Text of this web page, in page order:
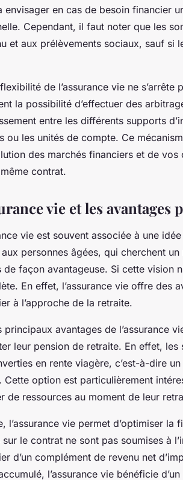
envisager en cas de besoin financier
Cependant, il faut noter que les
et aux prélèvements sociaux, sauf si
de l’assurance vie ne
la possibilité d’effectuer des
entre les différents supports
ou les unités de compte. Ce
des marchés financiers et de
contrat.
vie et les
vie est souvent associée à une
personnes âgées, qui cherchent
de façon avantageuse. Si cette vision
En effet, l’assurance vie offre des
à l’approche de la retraite.
principaux avantages de l’assurance
leur pension de retraite. En effet,
en rente viagère, c’est-à-dire
Cette option est particulièrement
de ressources au moment de leur
l’assurance vie permet d’optimiser
sur le contrat ne sont pas soumises à
d’un complément de revenu net
l’assurance vie bénéficie